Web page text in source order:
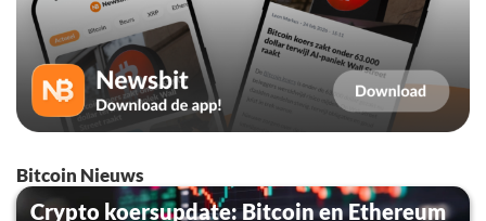
Bitcoin Nieuws
Crypto koersupdate: Bitcoin en Ethereum